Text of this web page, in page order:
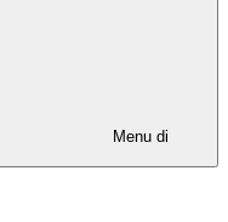
Menu di